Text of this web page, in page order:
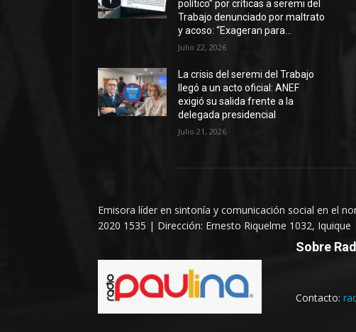
político” por críticas a seremi del
Trabajo denunciado por maltrato
y acoso: “Exageran para...
Julio 22, 2026
La crisis del seremi del Trabajo
llegó a un acto oficial: ANEF
exigió su salida frente a la
delegada presidencial
Julio 21, 2026
Emisora líder en sintonía y comunicación social en el
2020 1535 | Dirección: Ernesto Riquelme 1032, Iquique
Sobre
Contacto: